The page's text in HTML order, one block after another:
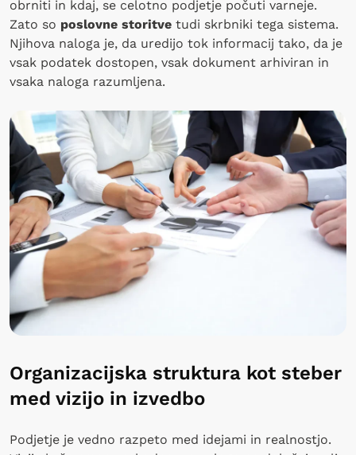
obrniti in kdaj, se celotno podjetje počuti varneje.
Zato so poslovne storitve tudi skrbniki tega sistema.
Njihova naloga je, da uredijo tok informacij tako, da je
vsak podatek dostopen, vsak dokument arhiviran in
vsaka naloga razumljena.
Organizacijska struktura kot steber
med vizijo in izvedbo
Podjetje je vedno razpeto med idejami in realnostjo.